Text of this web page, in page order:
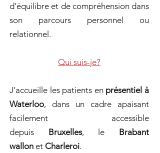
d’équilibre et de compréhension dans
son parcours personnel ou
relationnel.
Qui suis-je?
J’accueille les patients en présentiel à
Waterloo, dans un cadre apaisant
facilement accessible
depuis Bruxelles, le Brabant
wallon et Charleroi.